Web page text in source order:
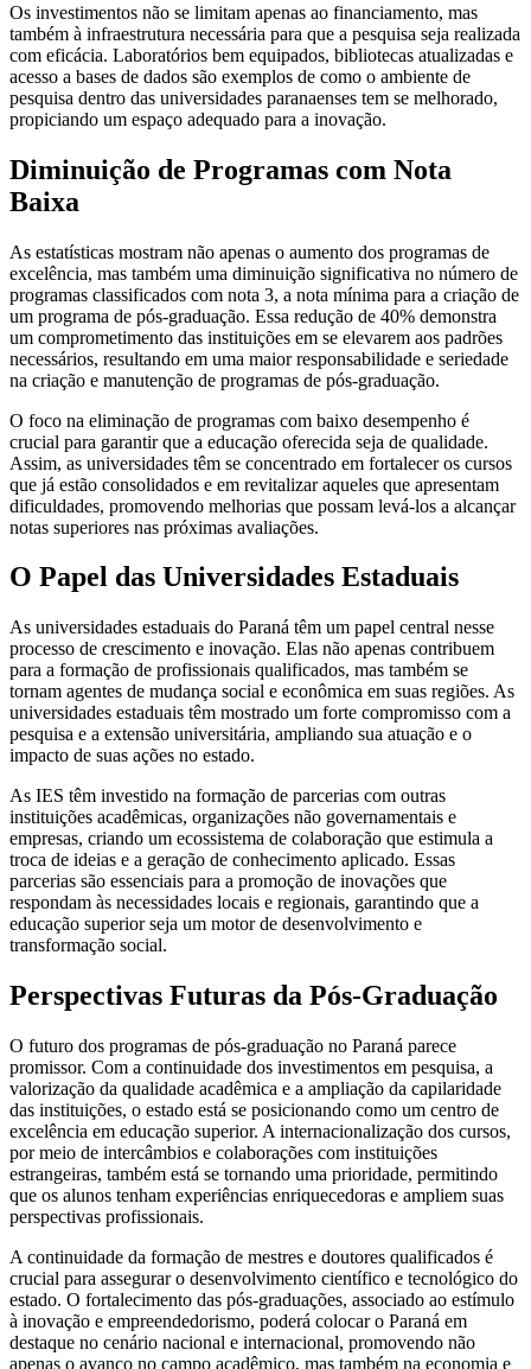
Os investimentos não se limitam apenas ao financiamento, mas
também à infraestrutura necessária para que a pesquisa seja realizada
com eficácia. Laboratórios bem equipados, bibliotecas atualizadas e
acesso a bases de dados são exemplos de como o ambiente de
pesquisa dentro das universidades paranaenses tem se melhorado,
propiciando um espaço adequado para a inovação.
Diminuição de Programas com Nota
Baixa
As estatísticas mostram não apenas o aumento dos programas de
excelência, mas também uma diminuição significativa no número de
programas classificados com nota 3, a nota mínima para a criação de
um programa de pós-graduação. Essa redução de 40% demonstra
um comprometimento das instituições em se elevarem aos padrões
necessários, resultando em uma maior responsabilidade e seriedade
na criação e manutenção de programas de pós-graduação.
O foco na eliminação de programas com baixo desempenho é
crucial para garantir que a educação oferecida seja de qualidade.
Assim, as universidades têm se concentrado em fortalecer os cursos
que já estão consolidados e em revitalizar aqueles que apresentam
dificuldades, promovendo melhorias que possam levá-los a alcançar
notas superiores nas próximas avaliações.
O Papel das Universidades Estaduais
As universidades estaduais do Paraná têm um papel central nesse
processo de crescimento e inovação. Elas não apenas contribuem
para a formação de profissionais qualificados, mas também se
tornam agentes de mudança social e econômica em suas regiões. As
universidades estaduais têm mostrado um forte compromisso com a
pesquisa e a extensão universitária, ampliando sua atuação e o
impacto de suas ações no estado.
As IES têm investido na formação de parcerias com outras
instituições acadêmicas, organizações não governamentais e
empresas, criando um ecossistema de colaboração que estimula a
troca de ideias e a geração de conhecimento aplicado. Essas
parcerias são essenciais para a promoção de inovações que
respondam às necessidades locais e regionais, garantindo que a
educação superior seja um motor de desenvolvimento e
transformação social.
Perspectivas Futuras da Pós-Graduação
O futuro dos programas de pós-graduação no Paraná parece
promissor. Com a continuidade dos investimentos em pesquisa, a
valorização da qualidade acadêmica e a ampliação da capilaridade
das instituições, o estado está se posicionando como um centro de
excelência em educação superior. A internacionalização dos cursos,
por meio de intercâmbios e colaborações com instituições
estrangeiras, também está se tornando uma prioridade, permitindo
que os alunos tenham experiências enriquecedoras e ampliem suas
perspectivas profissionais.
A continuidade da formação de mestres e doutores qualificados é
crucial para assegurar o desenvolvimento científico e tecnológico do
estado. O fortalecimento das pós-graduações, associado ao estímulo
à inovação e empreendedorismo, poderá colocar o Paraná em
destaque no cenário nacional e internacional, promovendo não
apenas o avanço no campo acadêmico, mas também na economia e